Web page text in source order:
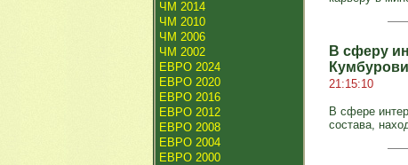
ЧМ 2014
ЧМ 2010
ЧМ 2006
ЧМ 2002
ЕВРО 2024
ЕВРО 2020
ЕВРО 2016
ЕВРО 2012
ЕВРО 2008
ЕВРО 2004
ЕВРО 2000
В сферу
21:15:10
В сфере
состава,